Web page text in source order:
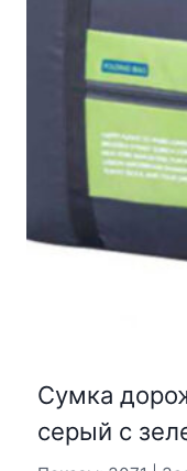
Сумка
серый с